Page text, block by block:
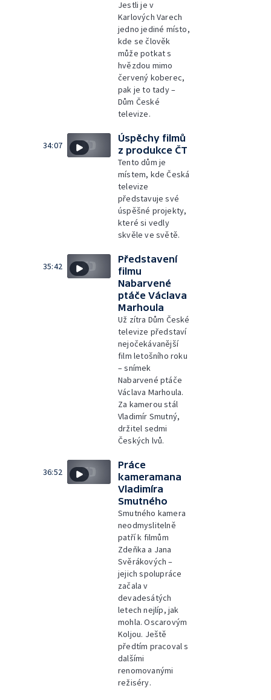
Jestli je v
Karlových Varech
jedno jediné místo,
kde se člověk
může potkat s
hvězdou mimo
červený koberec,
pak je to tady –
Dům České
televize.
34:07
Úspěchy filmů
z produkce ČT
Tento dům je
místem, kde Česká
televize
představuje své
úspěšné projekty,
které si vedly
skvěle ve světě.
35:42
Představení
filmu
Nabarvené
ptáče Václava
Marhoula
Už zítra Dům České
televize představí
nejočekávanější
film letošního roku
– snímek
Nabarvené ptáče
Václava Marhoula.
Za kamerou stál
Vladimír Smutný,
držitel sedmi
Českých lvů.
36:52
Práce
kameramana
Vladimíra
Smutného
Smutného kamera
neodmyslitelně
patří k filmům
Zdeňka a Jana
Svěrákových –
jejich spolupráce
začala v
devadesátých
letech nejlíp, jak
mohla. Oscarovým
Koljou. Ještě
předtím pracoval s
dalšími
renomovanými
režiséry.